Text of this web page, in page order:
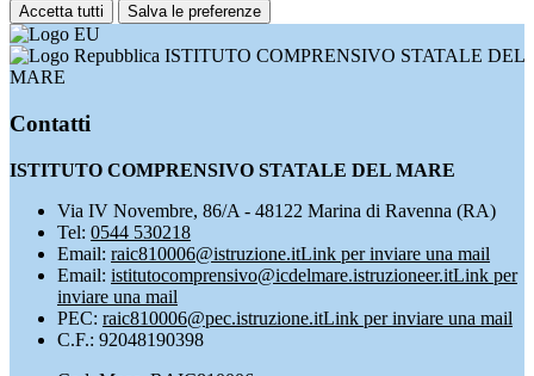
Accetta tutti Salva le preferenze
ISTITUTO COMPRENSIVO STATALE DEL
MARE
Contatti
ISTITUTO COMPRENSIVO STATALE DEL MARE
Via IV Novembre, 86/A - 48122 Marina di Ravenna (RA)
Tel: 0544 530218
Email: raic810006@istruzione.itLink per inviare una mail
Email: istitutocomprensivo@icdelmare.istruzioneer.itLink per
inviare una mail
PEC: raic810006@pec.istruzione.itLink per inviare una mail
C.F.: 92048190398